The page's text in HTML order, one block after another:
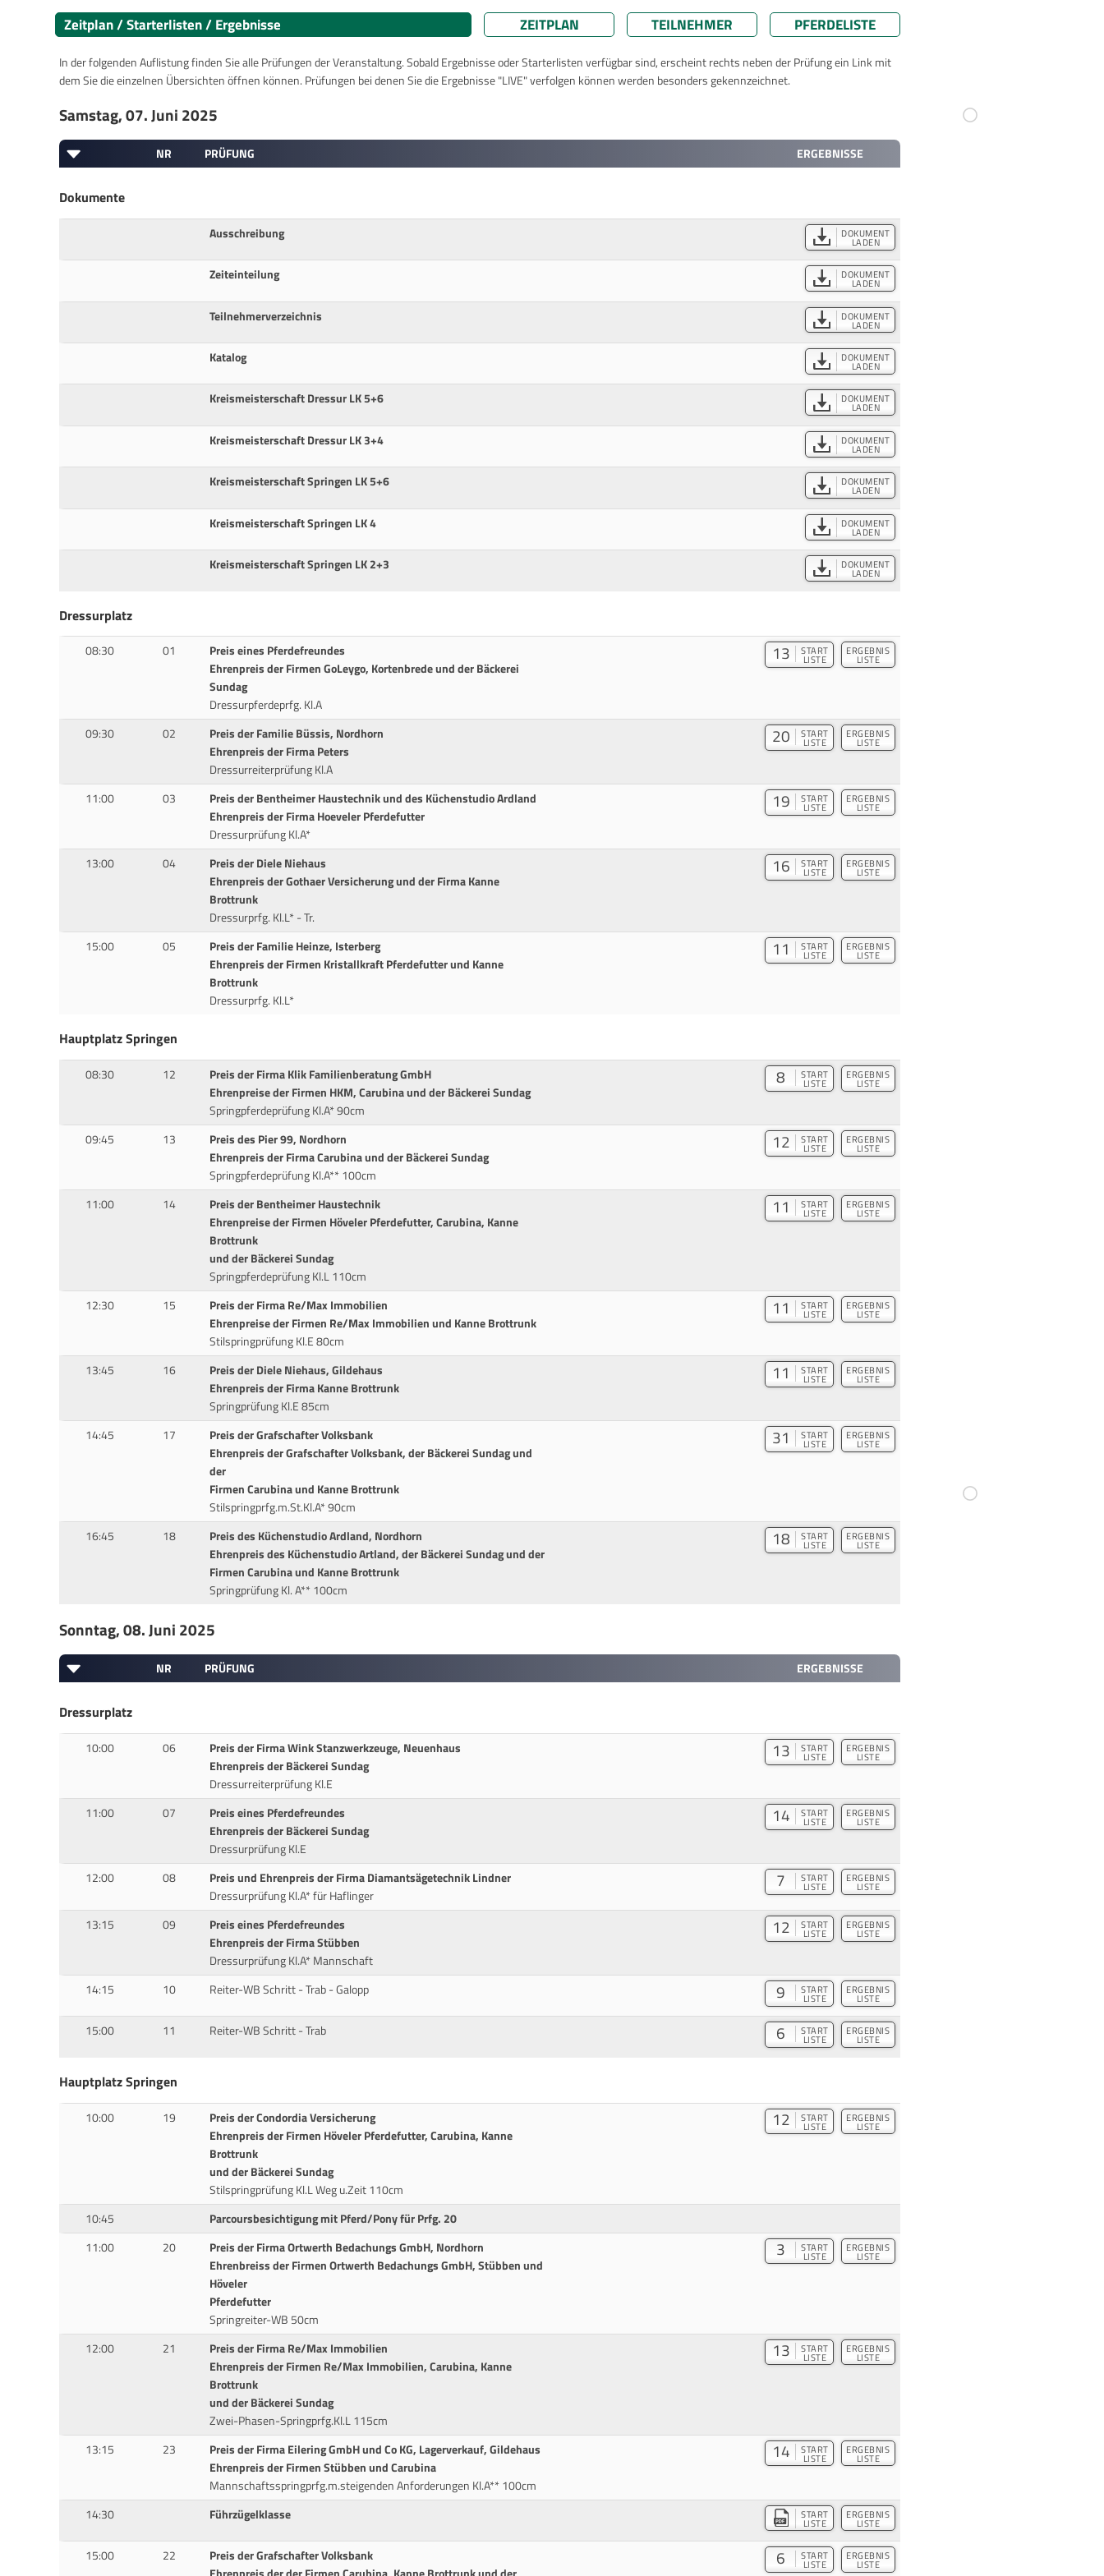
Zeitplan / Starterlisten / Ergebnisse ZEITPLAN TEILNEHMER PFERDELISTE
In der folgenden Auflistung finden Sie alle Prüfungen der Veranstaltung. Sobald Ergebnisse oder Starterlisten verfügbar sind, erscheint rechts neben der Prüfung ein Link mit
dem Sie die einzelnen Übersichten öffnen können. Prüfungen bei denen Sie die Ergebnisse "LIVE" verfolgen können werden besonders gekennzeichnet.
Samstag, 07. Juni 2025
NR PRÜFUNG ERGEBNISSE
Dokumente
Ausschreibung DOKUMENT
LADEN
Zeiteinteilung DOKUMENT
LADEN
Teilnehmerverzeichnis DOKUMENT
LADEN
Katalog DOKUMENT
LADEN
Kreismeisterschaft Dressur LK 5+6 DOKUMENT
LADEN
Kreismeisterschaft Dressur LK 3+4 DOKUMENT
LADEN
Kreismeisterschaft Springen LK 5+6 DOKUMENT
LADEN
Kreismeisterschaft Springen LK 4 DOKUMENT
LADEN
Kreismeisterschaft Springen LK 2+3 DOKUMENT
LADEN
Dressurplatz
08:30 01
Preis eines Pferdefreundes
Ehrenpreis der Firmen GoLeygo, Kortenbrede und der Bäckerei
Sundag
Dressurpferdeprfg. Kl.A
13 START
LISTE
ERGEBNIS
LISTE
09:30 02
Preis der Familie Büssis, Nordhorn
Ehrenpreis der Firma Peters
Dressurreiterprüfung Kl.A
20 START
LISTE
ERGEBNIS
LISTE
11:00 03
Preis der Bentheimer Haustechnik und des Küchenstudio Ardland
Ehrenpreis der Firma Hoeveler Pferdefutter
Dressurprüfung Kl.A*
19 START
LISTE
ERGEBNIS
LISTE
13:00 04
Preis der Diele Niehaus
Ehrenpreis der Gothaer Versicherung und der Firma Kanne
Brottrunk
Dressurprfg. Kl.L* - Tr.
16 START
LISTE
ERGEBNIS
LISTE
15:00 05
Preis der Familie Heinze, Isterberg
Ehrenpreis der Firmen Kristallkraft Pferdefutter und Kanne
Brottrunk
Dressurprfg. Kl.L*
11 START
LISTE
ERGEBNIS
LISTE
Hauptplatz Springen
08:30 12
Preis der Firma Klik Familienberatung GmbH
Ehrenpreise der Firmen HKM, Carubina und der Bäckerei Sundag
Springpferdeprüfung Kl.A* 90cm
8 START
LISTE
ERGEBNIS
LISTE
09:45 13
Preis des Pier 99, Nordhorn
Ehrenpreis der Firma Carubina und der Bäckerei Sundag
Springpferdeprüfung Kl.A** 100cm
12 START
LISTE
ERGEBNIS
LISTE
11:00 14
Preis der Bentheimer Haustechnik
Ehrenpreise der Firmen Höveler Pferdefutter, Carubina, Kanne
Brottrunk
und der Bäckerei Sundag
Springpferdeprüfung Kl.L 110cm
11 START
LISTE
ERGEBNIS
LISTE
12:30 15
Preis der Firma Re/Max Immobilien
Ehrenpreise der Firmen Re/Max Immobilien und Kanne Brottrunk
Stilspringprüfung Kl.E 80cm
11 START
LISTE
ERGEBNIS
LISTE
13:45 16
Preis der Diele Niehaus, Gildehaus
Ehrenpreis der Firma Kanne Brottrunk
Springprüfung Kl.E 85cm
11 START
LISTE
ERGEBNIS
LISTE
14:45 17
Preis der Grafschafter Volksbank
Ehrenpreis der Grafschafter Volksbank, der Bäckerei Sundag und
der
Firmen Carubina und Kanne Brottrunk
Stilspringprfg.m.St.Kl.A* 90cm
31 START
LISTE
ERGEBNIS
LISTE
16:45 18
Preis des Küchenstudio Ardland, Nordhorn
Ehrenpreis des Küchenstudio Artland, der Bäckerei Sundag und der
Firmen Carubina und Kanne Brottrunk
Springprüfung Kl. A** 100cm
18 START
LISTE
ERGEBNIS
LISTE
Sonntag, 08. Juni 2025
NR PRÜFUNG ERGEBNISSE
Dressurplatz
10:00 06
Preis der Firma Wink Stanzwerkzeuge, Neuenhaus
Ehrenpreis der Bäckerei Sundag
Dressurreiterprüfung Kl.E
13 START
LISTE
ERGEBNIS
LISTE
11:00 07
Preis eines Pferdefreundes
Ehrenpreis der Bäckerei Sundag
Dressurprüfung Kl.E
14 START
LISTE
ERGEBNIS
LISTE
12:00 08
Preis und Ehrenpreis der Firma Diamantsägetechnik Lindner
Dressurprüfung Kl.A* für Haflinger
7 START
LISTE
ERGEBNIS
LISTE
13:15 09
Preis eines Pferdefreundes
Ehrenpreis der Firma Stübben
Dressurprüfung Kl.A* Mannschaft
12 START
LISTE
ERGEBNIS
LISTE
14:15 10 Reiter-WB Schritt - Trab - Galopp 9 START
LISTE
ERGEBNIS
LISTE
15:00 11 Reiter-WB Schritt - Trab 6 START
LISTE
ERGEBNIS
LISTE
Hauptplatz Springen
10:00 19
Preis der Condordia Versicherung
Ehrenpreis der Firmen Höveler Pferdefutter, Carubina, Kanne
Brottrunk
und der Bäckerei Sundag
Stilspringprüfung Kl.L Weg u.Zeit 110cm
12 START
LISTE
ERGEBNIS
LISTE
10:45
Parcoursbesichtigung mit Pferd/Pony für Prfg. 20
11:00
20
Preis der Firma Ortwerth Bedachungs GmbH, Nordhorn
Ehrenbreiss der Firmen Ortwerth Bedachungs GmbH, Stübben und
Höveler
Pferdefutter
Springreiter-WB 50cm
3 START
LISTE
ERGEBNIS
LISTE
12:00 21
Preis der Firma Re/Max Immobilien
Ehrenpreis der Firmen Re/Max Immobilien, Carubina, Kanne
Brottrunk
und der Bäckerei Sundag
Zwei-Phasen-Springprfg.Kl.L 115cm
13 START
LISTE
ERGEBNIS
LISTE
13:15 23
Preis der Firma Eilering GmbH und Co KG, Lagerverkauf, Gildehaus
Ehrenpreis der Firmen Stübben und Carubina
Mannschaftsspringprfg.m.steigenden Anforderungen Kl.A** 100cm
14 START
LISTE
ERGEBNIS
LISTE
14:30 Führzügelklasse START
LISTE
ERGEBNIS
LISTE
15:00 22
Preis der Grafschafter Volksbank
6 START
LISTE
ERGEBNIS
LISTE